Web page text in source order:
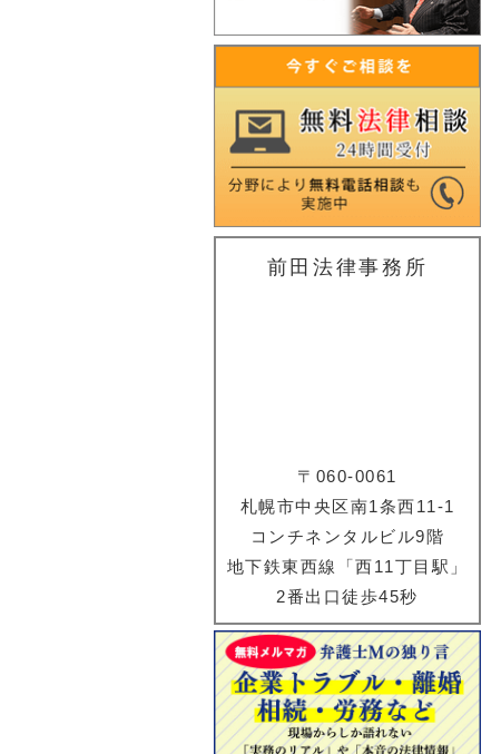
前田法律事務所
〒060-0061
札幌市中央区南1条西11-1
コンチネンタルビル9階
地下鉄東西線「西11丁目駅」
2番出口徒歩45秒